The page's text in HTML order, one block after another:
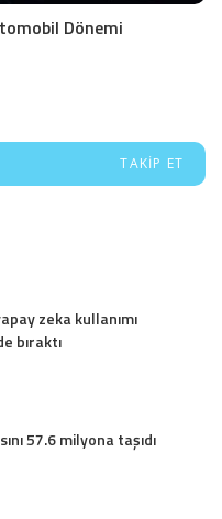
Dönemi
TAKIP ET
zeka kullanımı
bıraktı
57.6 milyona taşıdı